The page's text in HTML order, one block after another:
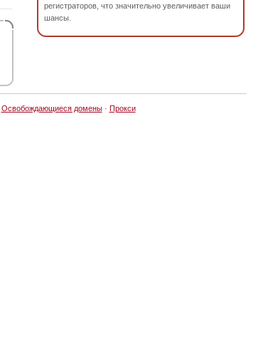
регистраторов, что значительно увеличивает ваши
шансы.
Освобождающиеся домены· Прокси